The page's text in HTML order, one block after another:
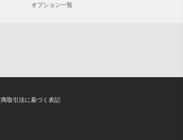
オプション一覧
取引法に基づく表記